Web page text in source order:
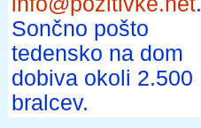
Sončno pošto
tedensko na dom
dobiva okoli 2.500
bralcev.